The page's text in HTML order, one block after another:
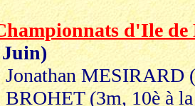
d'Ile de
Jonathan MESIRARD
BROHET (3m, 10è à